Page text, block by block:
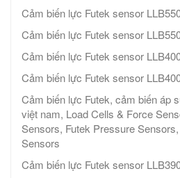
Cảm biến lực Futek sensor
Cảm biến lực Futek sensor
Cảm biến lực Futek sensor
Cảm biến lực Futek sensor
Cảm biến lực Futek, cảm biến áp
việt nam, Load Cells & Force
Sensors, Futek Pressure
Sensors
Cảm biến lực Futek sensor